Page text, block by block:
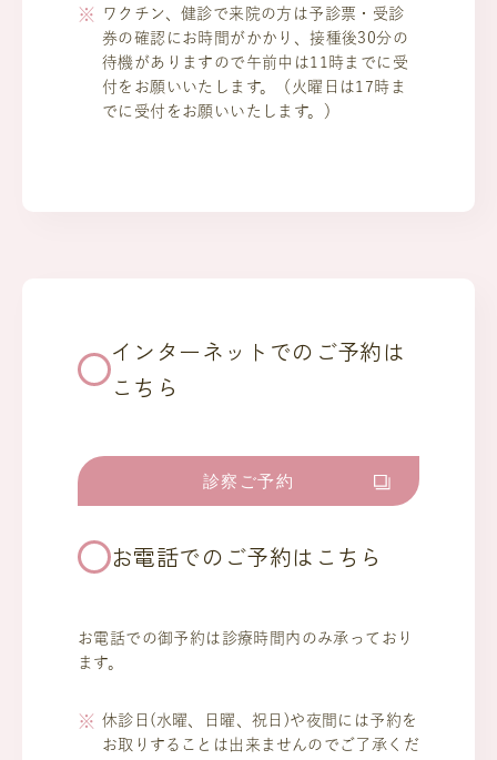
ワクチン、健診で来院の方は予診票・受診
券の確認にお時間がかかり、接種後30分の
待機がありますので午前中は11時までに受
付をお願いいたします。（火曜日は17時ま
でに受付をお願いいたします。）
インターネットでのご予約は
こちら
診察ご予約
お電話でのご予約はこちら
お電話での御予約は診療時間内のみ承っており
ます。
休診日(水曜、日曜、祝日)や夜間には予約を
お取りすることは出来ませんのでご了承くだ